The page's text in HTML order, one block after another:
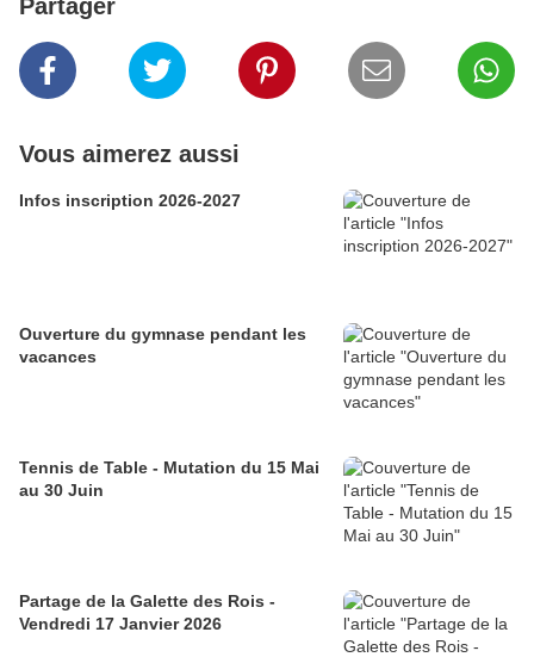
Partager
Vous aimerez aussi
Infos inscription 2026-2027
Ouverture du gymnase pendant les
vacances
Tennis de Table - Mutation du 15 Mai
au 30 Juin
Partage de la Galette des Rois -
Vendredi 17 Janvier 2026